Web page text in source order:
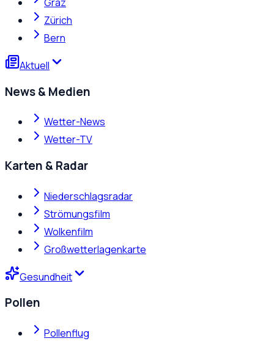
Zürich
Bern
Aktuell
News & Medien
Wetter-News
Wetter-TV
Karten & Radar
Niederschlagsradar
Strömungsfilm
Wolkenfilm
Großwetterlagenkarte
Gesundheit
Pollen
Pollenflug